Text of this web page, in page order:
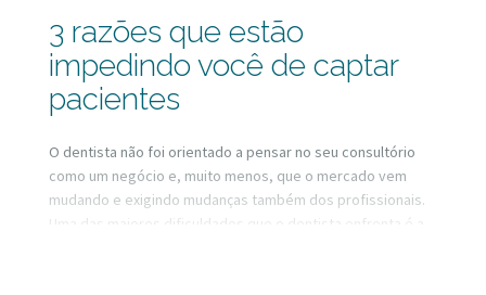
3 razões que estão
impedindo você de captar
pacientes
O dentista não foi orientado a pensar no seu consultório
como um negócio e, muito menos, que o mercado vem
mudando e exigindo mudanças também dos profissionais.
Uma das maiores dificuldades que o dentista enfrenta é a